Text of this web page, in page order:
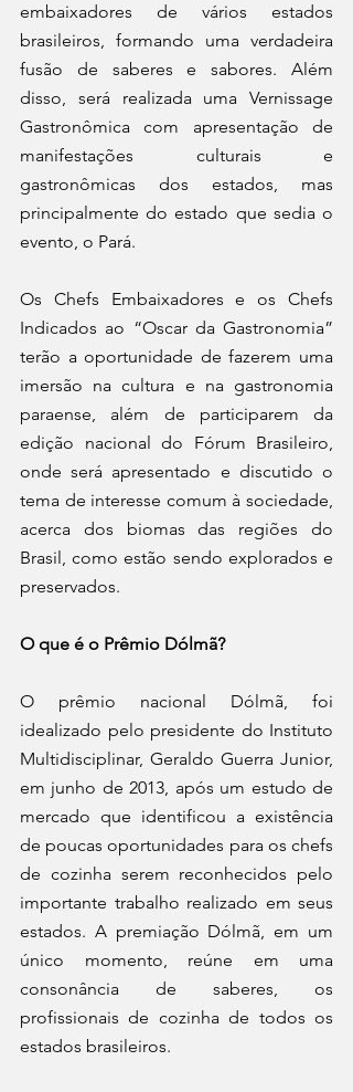
embaixadores de vários estados
brasileiros, formando uma verdadeira
fusão de saberes e sabores. Além
disso, será realizada uma Vernissage
Gastronômica com apresentação de
manifestações culturais e
gastronômicas dos estados, mas
principalmente do estado que sedia o
evento, o Pará.
Os Chefs Embaixadores e os Chefs
Indicados ao “Oscar da Gastronomia”
terão a oportunidade de fazerem uma
imersão na cultura e na gastronomia
paraense, além de participarem da
edição nacional do Fórum Brasileiro,
onde será apresentado e discutido o
tema de interesse comum à sociedade,
acerca dos biomas das regiões do
Brasil, como estão sendo explorados e
preservados.
O que é o Prêmio Dólmã?
O prêmio nacional Dólmã, foi
idealizado pelo presidente do Instituto
Multidisciplinar, Geraldo Guerra Junior,
em junho de 2013, após um estudo de
mercado que identificou a existência
de poucas oportunidades para os chefs
de cozinha serem reconhecidos pelo
importante trabalho realizado em seus
estados. A premiação Dólmã, em um
único momento, reúne em uma
consonância de saberes, os
profissionais de cozinha de todos os
estados brasileiros.